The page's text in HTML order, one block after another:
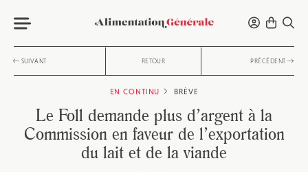
SUIVANT RETOUR PRÉCÉDENT
EN CONTINU BRÈVE
Le Foll demande plus d’argent à la
Commission en faveur de l’exportation
du lait et de la viande